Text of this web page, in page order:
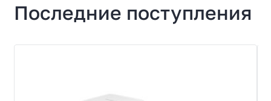
Последние поступления